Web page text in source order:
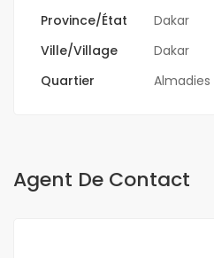
Province/État
Dakar
Ville/Village
Dakar
Quartier
Almadies
Agent De Contact